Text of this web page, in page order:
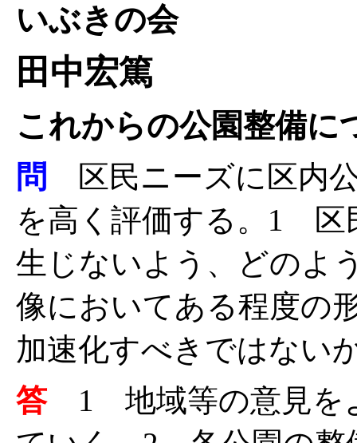
いぶきの会
田中宏篤
これからの公園整備に
問
区民ニーズに区内
を高く評価する。1 区
生じないよう、どのよ
像においてある程度の
加速化すべきではない
答 1 地域等の意見を